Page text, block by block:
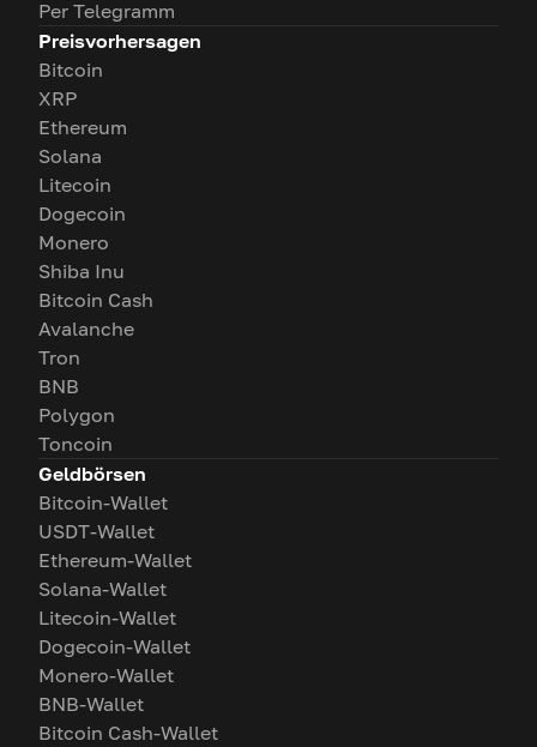
Per Telegramm
Preisvorhersagen
Bitcoin
XRP
Ethereum
Solana
Litecoin
Dogecoin
Monero
Shiba Inu
Bitcoin Cash
Avalanche
Tron
BNB
Polygon
Toncoin
Geldbörsen
Bitcoin-Wallet
USDT-Wallet
Ethereum-Wallet
Solana-Wallet
Litecoin-Wallet
Dogecoin-Wallet
Monero-Wallet
BNB-Wallet
Bitcoin Cash-Wallet